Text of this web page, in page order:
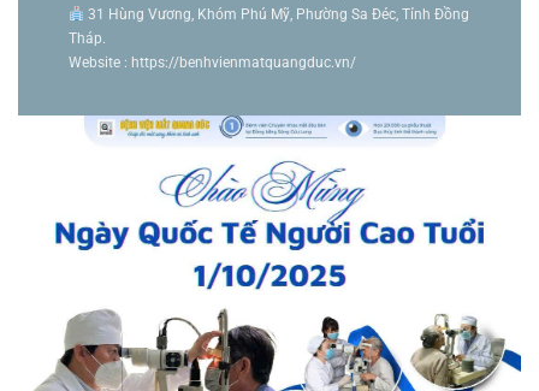
31 Hùng Vương, Khóm Phú Mỹ, Phường Sa Đéc, Tỉnh Đồng
Tháp.
Website : https://benhvienmatquangduc.vn/